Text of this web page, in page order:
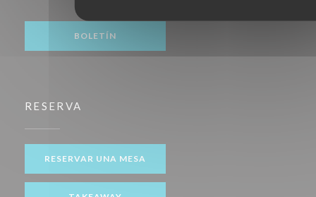
BOLETÍN
RESERVA
RESERVAR UNA MESA